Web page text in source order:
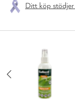
Ditt köp